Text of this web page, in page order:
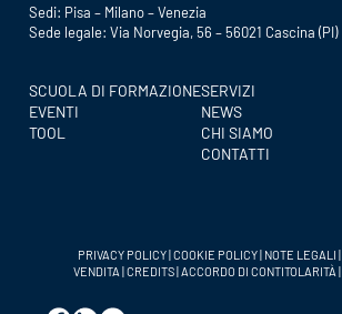
Sedi: Pisa – Milano – Venezia
Sede legale: Via Norvegia, 56 – 56021 Cascina (PI)
SCUOLA DI FORMAZIONE
EVENTI
TOOL
SERVIZI
NEWS
CHI SIAMO
CONTATTI
PRIVACY POLICY COOKIE POLICY NOTE LEGALI
VENDITA CREDITS ACCORDO DI CONTITOLARITÀ